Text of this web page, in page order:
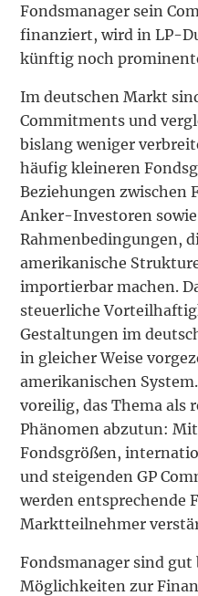
Fondsmanager sein
finanziert, wird in LP-
künftig noch
Im deutschen Markt
Commitments und
bislang weniger
häufig kleineren
Beziehungen zwischen
Anker-Investoren
Rahmenbedingungen,
amerikanische
importierbar machen.
steuerliche
Gestaltungen im
in gleicher Weise
amerikanischen
voreilig, das Thema als
Phänomen abzutun:
Fondsgrößen,
und steigenden GP
werden entsprechende
Marktteilnehmer
Fondsmanager sind
Möglichkeiten zur